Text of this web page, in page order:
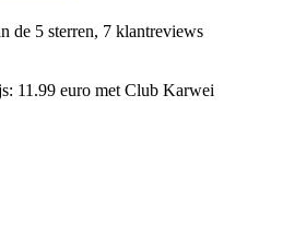
de 5 sterren, 7 klantreviews
11.99 euro met Club Karwei